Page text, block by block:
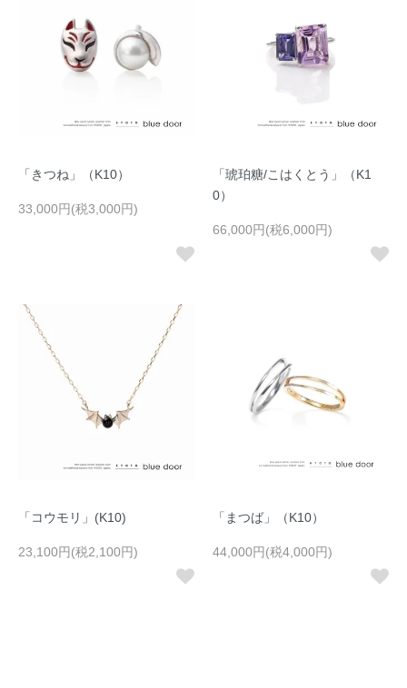
「きつね」（K10）
33,000円(税3,000円)
「琥珀糖/こはくとう」（K1
0）
66,000円(税6,000円)
「コウモリ」(K10)
23,100円(税2,100円)
「まつば」（K10）
44,000円(税4,000円)